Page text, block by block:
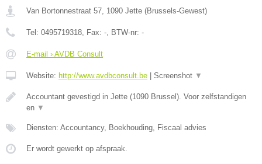
Van Bortonnestraat 57 1090 Jette (Brussels-Gewest)
Tel: 0495719318 , Fax: - , BTW-nr: -
E-mail › AVDB Consult
Website: http://www.avdbconsult.be | Screenshot ▼
Accountant gevestigd in Jette (1090 Brussel). Voor zelfstandigen
en ▼
Diensten: Accountancy, Boekhouding, Fiscaal advies
Er wordt gewerkt op afspraak.